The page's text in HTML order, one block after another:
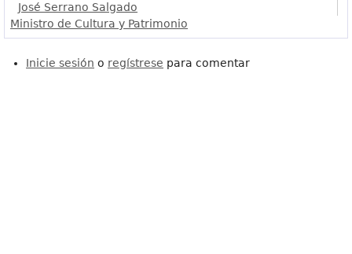
José Serrano Salgado
Ministro de Cultura y Patrimonio
Inicie sesión o regístrese para comentar